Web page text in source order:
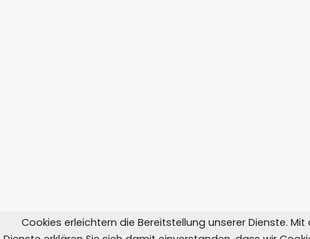
Cookies erleichtern die Bereitstellung unserer Dienste. Mit